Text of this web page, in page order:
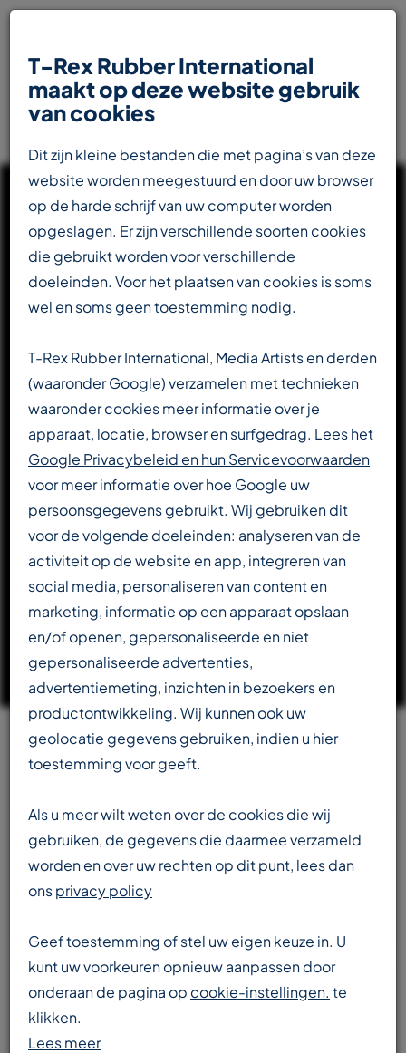
UW INTERNATIONALE
PARTNER IN DE
Totaalleverancier voor de transportbandenindustrie
DOWNLOAD CATALOGUS
LEES VERDER OVER T-REX
Team
beschikbaar in meerdere talen
Enorme voorraad
transportbanden en componenten
Snelle levering
T-Rex Rubber International
maakt op deze website gebruik
van cookies
Dit zijn kleine bestanden die met pagina’s van deze
website worden meegestuurd en door uw browser
op de harde schrijf van uw computer worden
opgeslagen. Er zijn verschillende soorten cookies
die gebruikt worden voor verschillende
doeleinden. Voor het plaatsen van cookies is soms
wel en soms geen toestemming nodig.
T-Rex Rubber International, Media Artists en derden
(waaronder Google) verzamelen met technieken
waaronder cookies meer informatie over je
apparaat, locatie, browser en surfgedrag. Lees het
Google Privacybeleid en hun Servicevoorwaarden
voor meer informatie over hoe Google uw
persoonsgegevens gebruikt. Wij gebruiken dit
voor de volgende doeleinden: analyseren van de
activiteit op de website en app, integreren van
social media, personaliseren van content en
marketing, informatie op een apparaat opslaan
en/of openen, gepersonaliseerde en niet
gepersonaliseerde advertenties,
advertentiemeting, inzichten in bezoekers en
productontwikkeling. Wij kunnen ook uw
geolocatie gegevens gebruiken, indien u hier
toestemming voor geeft.
Als u meer wilt weten over de cookies die wij
gebruiken, de gegevens die daarmee verzameld
worden en over uw rechten op dit punt, lees dan
onsprivacy policy
Geef toestemming of stel uw eigen keuze in. U
kunt uw voorkeuren opnieuw aanpassen door
onderaan de pagina op cookie-instellingen. te
klikken.
Lees meer